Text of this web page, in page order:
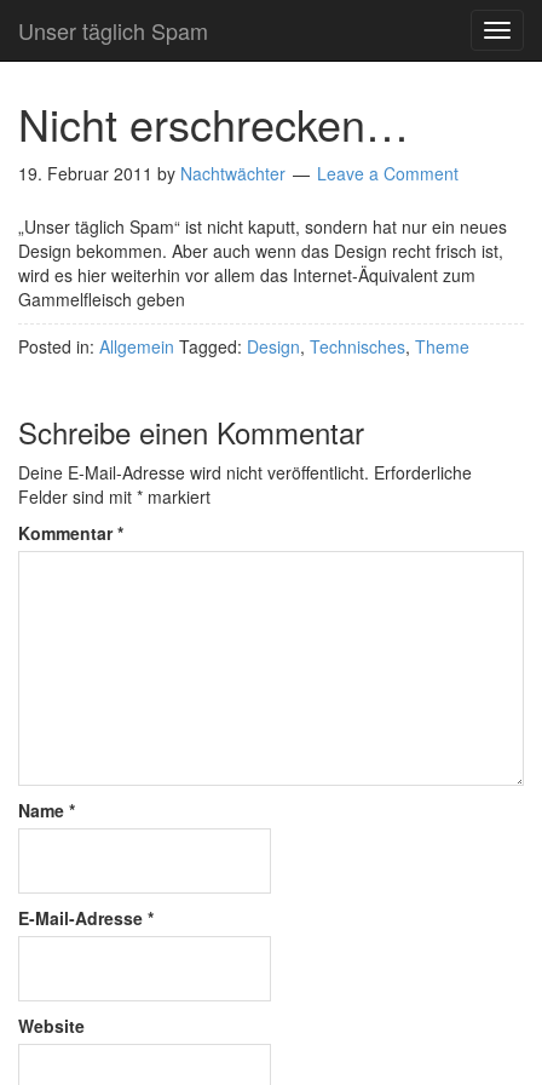
Unser täglich Spam
Nicht erschrecken…
19. Februar 2011 by Nachtwächter Leave a Comment
„Unser täglich Spam“ ist nicht kaputt, sondern hat nur ein neues
Design bekommen. Aber auch wenn das Design recht frisch ist,
wird es hier weiterhin vor allem das Internet-Äquivalent zum
Gammelfleisch geben
Posted in: Allgemein Tagged: Design, Technisches, Theme
Schreibe einen Kommentar
Deine E-Mail-Adresse wird nicht veröffentlicht. Erforderliche
Felder sind mit * markiert
Kommentar*
Name *
E-Mail-Adresse *
Website